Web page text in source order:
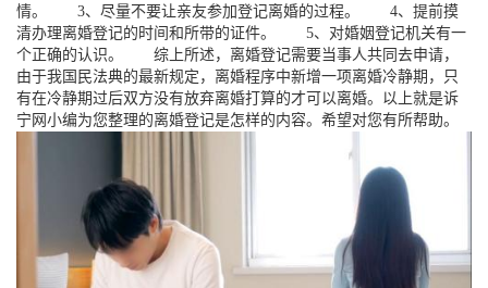
情。 3、尽量不要让亲友参加登记离婚的过程。 4、提前摸
清办理离婚登记的时间和所带的证件。 5、对婚姻登记机关有一
个正确的认识。 综上所述，离婚登记需要当事人共同去申请，
由于我国民法典的最新规定，离婚程序中新增一项离婚冷静期，只
有在冷静期过后双方没有放弃离婚打算的才可以离婚。以上就是诉
宁网小编为您整理的离婚登记是怎样的内容。希望对您有所帮助。